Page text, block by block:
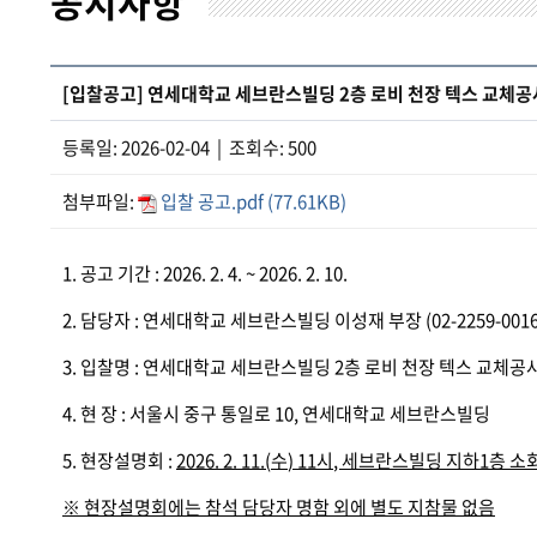
[입찰공고] 연세대학교 세브란스빌딩 2층 로비 천장 텍스 교체공
등록일: 2026-02-04 | 조회수: 500
첨부파일: 입찰 공고.pdf (77.61KB)
1. 공고 기간 : 2026. 2. 4. ~ 2026. 2. 10.
2. 담당자 : 연세대학교 세브란스빌딩 이성재 부장 (02-2259-
3. 입찰명 : 연세대학교 세브란스빌딩 2층 로비 천장 텍스 교체공
4. 현 장 : 서울시 중구 통일로 10, 연세대학교 세브란스빌딩
5. 현장설명회 :2026. 2. 11.(수) 11시,세브란스빌딩 지하1층 소
※ 현장설명회에는 참석 담당자 명함 외에 별도 지참물 없음